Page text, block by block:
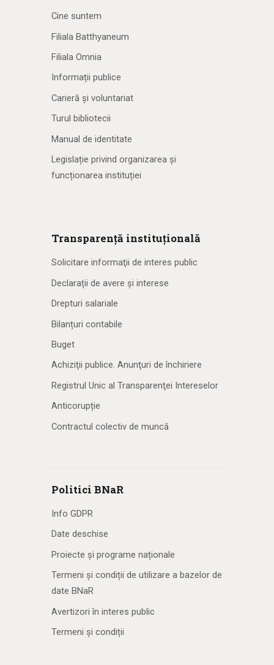
Cine suntem
Filiala Batthyaneum
Filiala Omnia
Informații publice
Carieră și voluntariat
Turul bibliotecii
Manual de identitate
Legislație privind organizarea și
funcționarea instituției
Transparență instituțională
Solicitare informaţii de interes public
Declarații de avere și interese
Drepturi salariale
Bilanțuri contabile
Buget
Achiziţii publice. Anunţuri de închiriere
Registrul Unic al Transparenţei Intereselor
Anticorupție
Contractul colectiv de muncă
Politici BNaR
Info GDPR
Date deschise
Proiecte și programe naționale
Termeni și condiții de utilizare a bazelor de
date BNaR
Avertizori în interes public
Termeni și condiții